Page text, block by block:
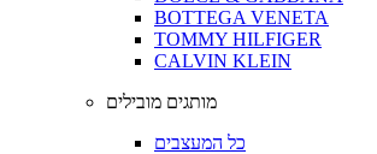
BOTTEGA VENETA
TOMMY HILFIGER
CALVIN KLEIN
מותגים מובילים
כל המעצבים